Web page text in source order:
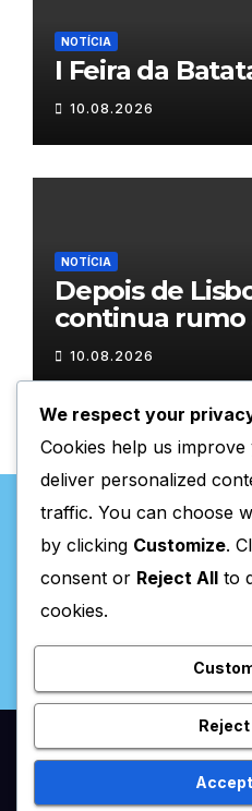
NOTÍCIA
I Feira da
10.08.2026
NOTÍCIA
Depois de
continua rumo
10.08.2026
Proudly powered by WordPress|
HomeAnunciar / Assinaturas
We respect your
Cookies help us
deliver personalized
traffic. You can choose
by clicking Customize.
consent or Reject All to
cookies.
Reject